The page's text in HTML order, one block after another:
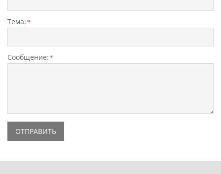
Тема: *
Сообщение: *
ОТПРАВИТЬ